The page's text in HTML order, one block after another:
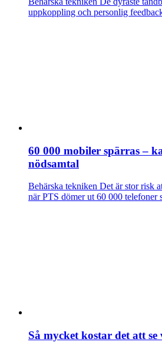
uppkoppling och personlig
60 000 mobiler spärras –
nödsamtal
Behärska tekniken Det är stor risk
när PTS dömer ut 60 000 telefoner
Så mycket kostar det att se